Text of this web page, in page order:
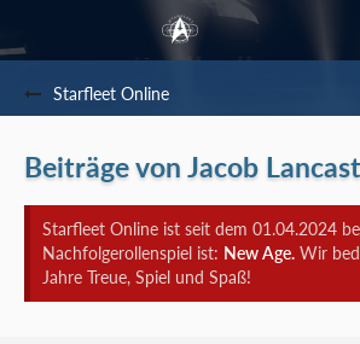
Starfleet Online
Beiträge von Jacob
Starfleet Online ist seit dem 01.04.2024
Nachfolgerollenspiel ist: New Age. Wir
Jahre Treue, Spiel und Spaß!